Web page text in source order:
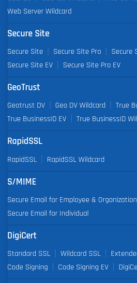
Web Server Wildcard
Secure Site
Secure Site Secure Site Pro
Secure
Secure Site EV
Secure Site Pro EV
GeoTrust
Geotrust DV Geo DV Wildcard
True
True BusinessID EV
True BusinessID
RapidSSL
RapidSSL RapidSSL Wildcard
S/MIME
Secure Email for Employee & Organization
Secure Email for Individual
DigiCert
Standard SSL Wildcard SSL
Code Signing
Code Signing EV